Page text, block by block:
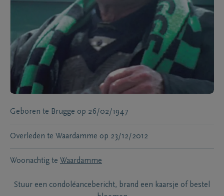
Geboren te Brugge op 26/02/1947
Overleden te Waardamme op 23/12/2012
Woonachtig te Waardamme
Stuur een condoléancebericht, brand een kaarsje of bestel